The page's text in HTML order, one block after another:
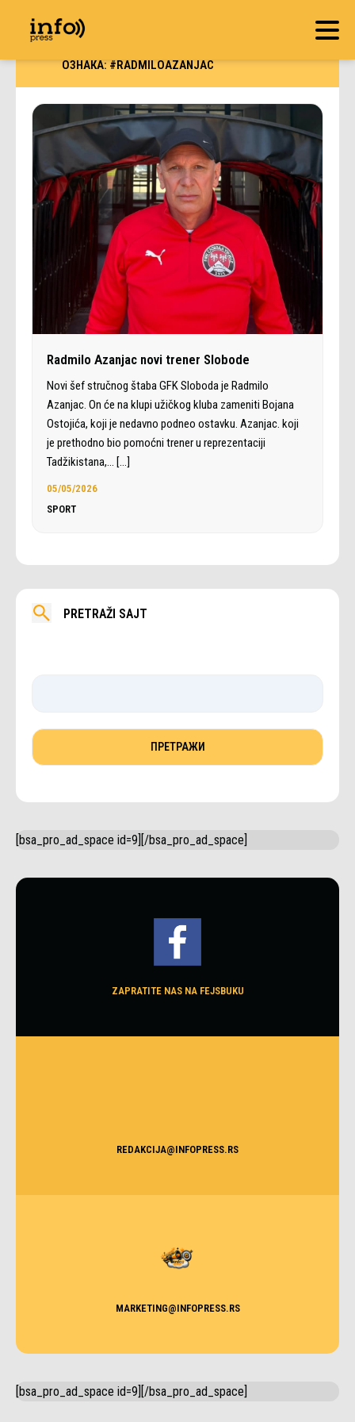
ОЗНАКА:#RADMILOAZANJAC
Radmilo Azanjac novi trener Slobode
Novi šef stručnog štaba GFK Sloboda je Radmilo
Azanjac. On će na klupi užičkog kluba zameniti Bojana
Ostojića, koji je nedavno podneo ostavku. Azanjac. koji
je prethodno bio pomoćni trener u reprezentaciji
Tadžikistana,… […]
05/05/2026
SPORT
PRETRAŽI SAJT
[bsa_pro_ad_space id=9][/bsa_pro_ad_space]
ZAPRATITE NAS NA FEJSBUKU
REDAKCIJA@INFOPRESS.RS
MARKETING@INFOPRESS.RS
[bsa_pro_ad_space id=9][/bsa_pro_ad_space]